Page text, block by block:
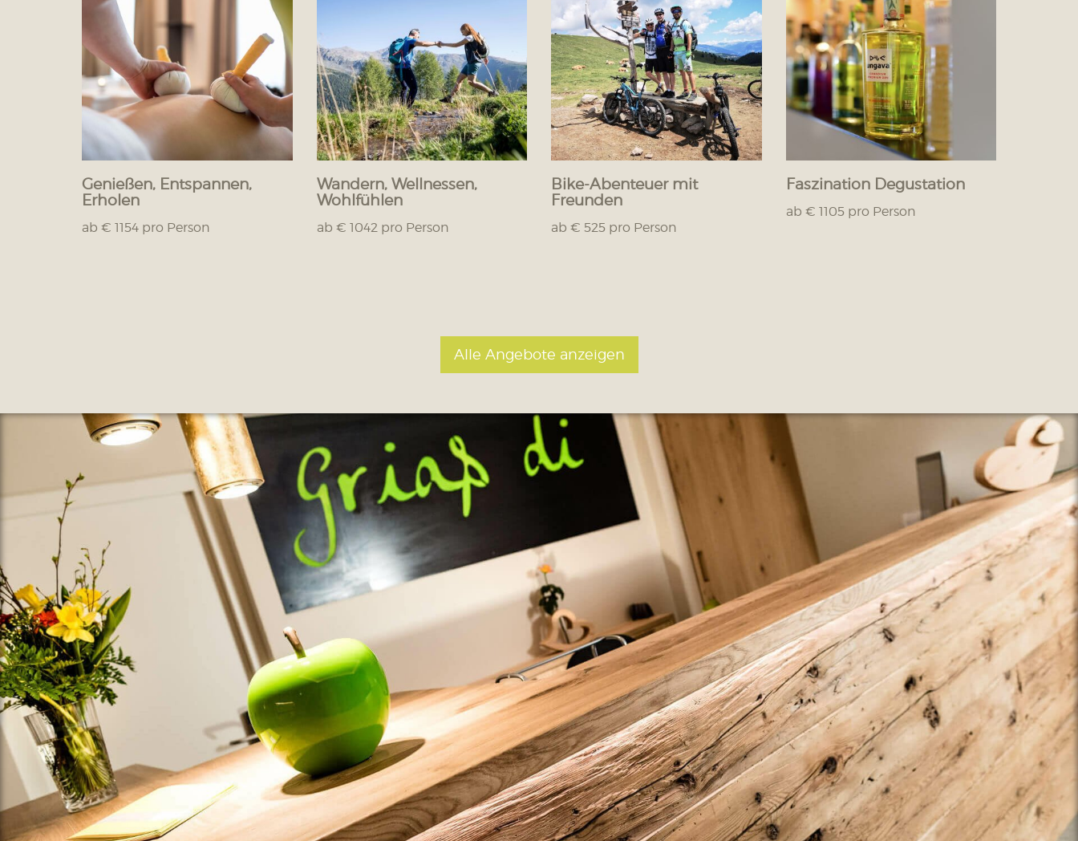
Genießen, Entspannen,
Erholen
ab € 1154 pro Person
Wandern, Wellnessen,
Wohlfühlen
ab € 1042 pro Person
Bike-Abenteuer mit
Freunden
ab € 525 pro Person
Faszination Degustation
ab € 1105 pro Person
Alle Angebote anzeigen